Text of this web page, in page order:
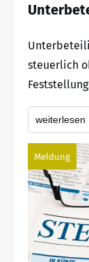
steuerlich
weiterlesen
Meldung